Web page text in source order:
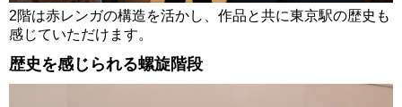
2階は赤レンガの構造を活かし、作品と共に東京駅の歴史も
感じていただけます。
歴史を感じられる螺旋階段